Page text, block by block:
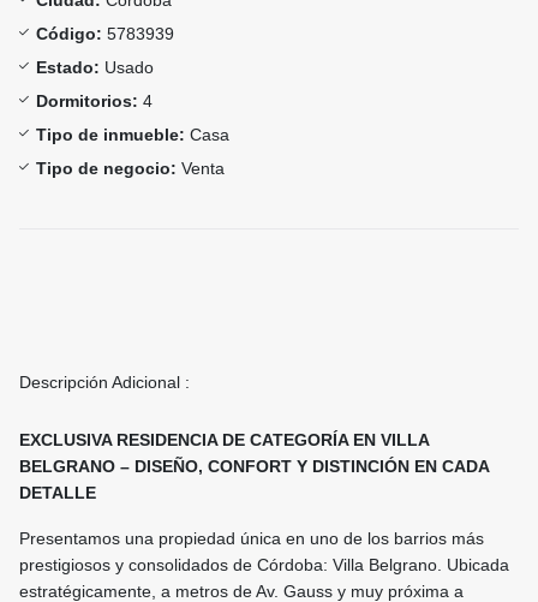
Código: 5783939
Estado: Usado
Dormitorios: 4
Tipo de inmueble: Casa
Tipo de negocio: Venta
Descripción Adicional :
EXCLUSIVA RESIDENCIA DE CATEGORÍA EN VILLA
BELGRANO – DISEÑO, CONFORT Y DISTINCIÓN EN CADA
DETALLE
Presentamos una propiedad única en uno de los barrios más
prestigiosos y consolidados de Córdoba: Villa Belgrano. Ubicada
estratégicamente, a metros de Av. Gauss y muy próxima a